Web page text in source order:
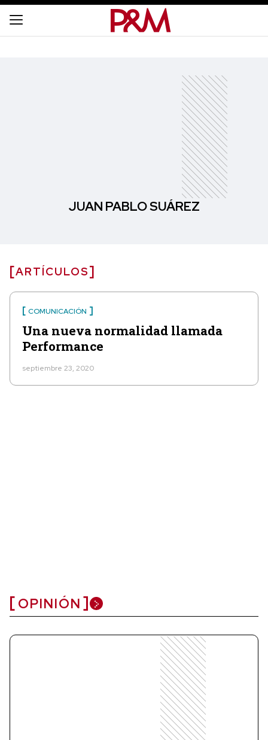
JUAN PABLO SUÁREZ
ARTÍCULOS
COMUNICACIÓN
Una nueva normalidad llamada
Performance
septiembre 23, 2020
OPINIÓN